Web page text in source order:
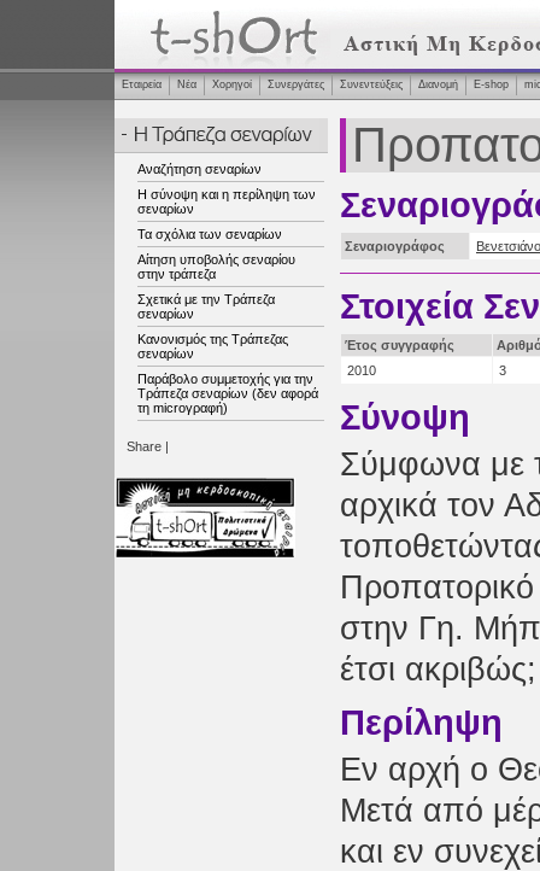
Εταιρεία Νέα Χορηγοί Συνεργάτες Συνεντεύξεις Διανομή Ε-shop
Αναζήτηση σεναρίων
Η σύνοψη και η περίληψη των
σεναρίων
Τα σχόλια των σεναρίων
Αίτηση υποβολής σεναρίου
στην τράπεζα
Σχετικά με την Τράπεζα
σεναρίων
Κανονισμός της Τράπεζας
σεναρίων
Παράβολο συμμετοχής για την
Τράπεζα σεναρίων (δεν αφορά
τη microγραφή)
Share |
Σεναριογράφος
Στοιχεία
Έτος συγγραφής
2010
3
Σύνοψη
Σύμφωνα με
αρχικά τον
στην Γη.
έτσι ακριβώς;
Περίληψη
Εν αρχή ο
Μετά από
και εν